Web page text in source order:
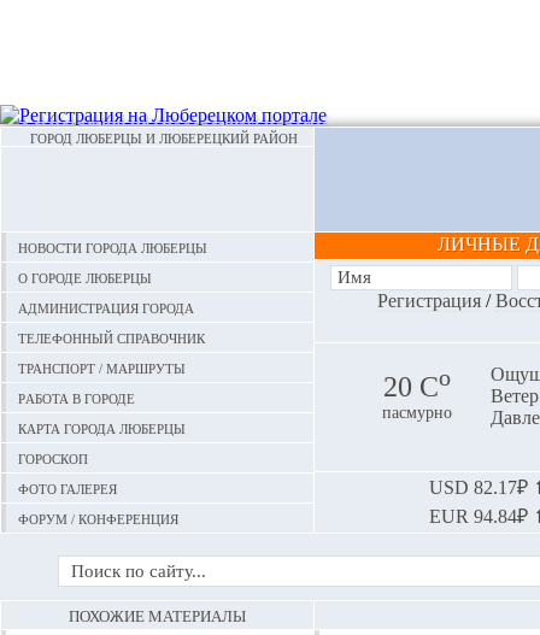
ГОРОД ЛЮБЕРЦЫ И ЛЮБЕРЕЦКИЙ РАЙОН
Новости города Люберцы
О городе Люберцы
Администрация города
Телефонный справочник
Транспорт / маршруты
Работа в городе
Карта города Люберцы
Гороскоп
Фото галерея
Форум / конференция
ЛИЧНЫЕ
Регистрация/
20 Сo
пасмурно
USD 82.17₽
EUR 94.84₽
ПОХОЖИЕ МАТЕРИАЛЫ